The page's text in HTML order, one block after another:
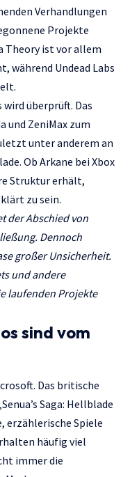
Verhandlungen
Projekte
Theory ist vor allem
während Undead Labs
wird überprüft. Das
und ZeniMax zum
unter anderem an
Ob Arkane bei Xbox
Struktur erhält,
zu sein.
der Abschied von
Dennoch
großer Unsicherheit.
und andere
laufenden Projekte
sind vom
Das britische
Saga: Hellblade
erzählerische Spiele
häufig viel
immer die